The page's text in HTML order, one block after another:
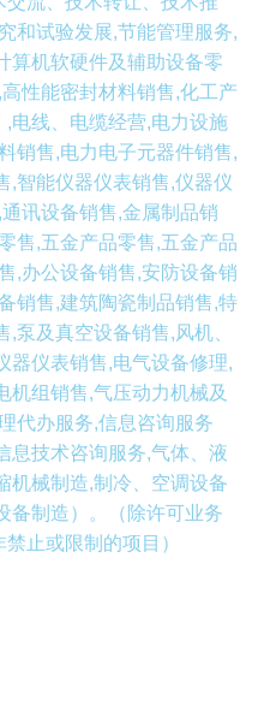
和试验发展,节能管理服务,
算机软硬件及辅助设备零
性能密封材料销售,化工产
电线、电缆经营,电力设施
销售,电力电子元器件销售,
,智能仪器仪表销售,仪器仪
讯设备销售,金属制品销
售,五金产品零售,五金产品
,办公设备销售,安防设备销
销售,建筑陶瓷制品销售,特
泵及真空设备销售,风机、
器仪表销售,电气设备修理,
机组销售,气压动力机械及
代办服务,信息咨询服务
息技术咨询服务,气体、液
机械制造,制冷、空调设备
备制造）。（除许可业务
止或限制的项目）